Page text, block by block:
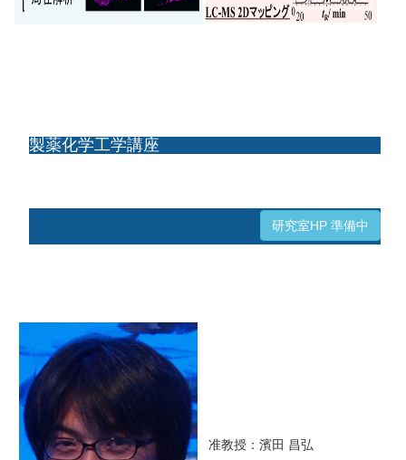
製薬化学工学講座
研究室HP 準備中
准教授：濱田 昌弘